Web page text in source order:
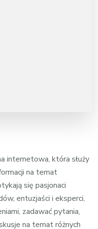
internetowa, która służy
na temat
się pasjonaci
entuzjaści i eksperci,
zadawać pytania,
na temat różnych